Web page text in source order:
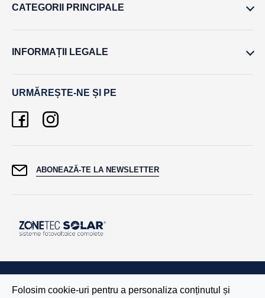
CATEGORII PRINCIPALE
INFORMAȚII LEGALE
URMĂREȘTE-NE ȘI PE
ABONEAZĂ-TE LA NEWSLETTER
Folosim cookie-uri pentru a personaliza conținutul și